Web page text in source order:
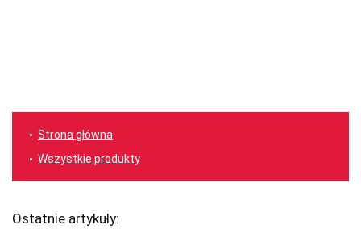
Strona główna
Wszystkie produkty
Ostatnie artykuły: